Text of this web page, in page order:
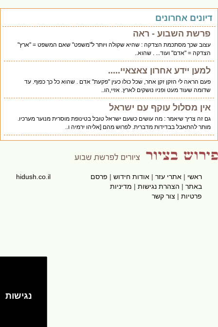
אחרונים
פרשת השבוע - ראה
עצוב שכך מסתכמת הצדקה : שהיא שקולה ויותר ל"משפט" שאם המשפט = "ארץ"
הצדקה = "אדם" ועוד... . שהוא..
למען יידע אחרון צאצאיי.....
פעם הראה לי הזקן זקן אחר, שכל כולו כעין "פקעת" אדם . שהוא כל כך כפוף. עד
שדומה שעוד מעט ופניו נושקים לארץ. אזיי,הו..
אין מסלול עוקף עם ישראל
גם זה צריך שיאמר : מה עושים כשעם ישראל טובל בטינופת מוסרית מנוער מערכיו.
מותר להתאבל בבדידות מדברית. לפרוש מהם [אליהו ירמיה ו..
ראשי|אתרי עזר|אודות חידוש|פרסם
באתר|הצהרת נגישות|מדיניות
פרטיות|צור קשר
hidush.co.il
נגישות